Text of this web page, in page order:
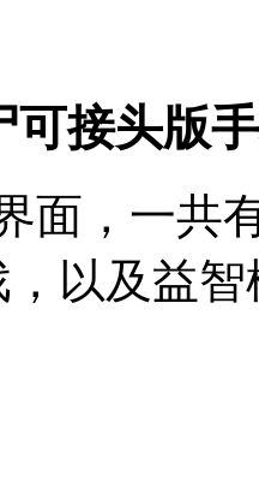
可接头版
面，一共
以及益